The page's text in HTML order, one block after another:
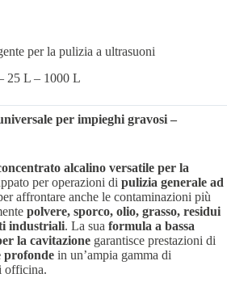
per la pulizia a ultrasuoni
25 L – 1000 L
per impieghi gravosi –
alcalino versatile per la
per operazioni di pulizia generale ad
affrontare anche le contaminazioni più
polvere, sporco, olio, grasso, residui
industriali. La sua formula a bassa
la cavitazione garantisce prestazioni di
profonde in un’ampia gamma di
officina.